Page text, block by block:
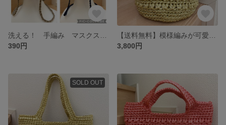
390円
3,800円
SOLD OUT